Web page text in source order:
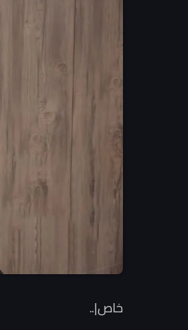
خاص|..